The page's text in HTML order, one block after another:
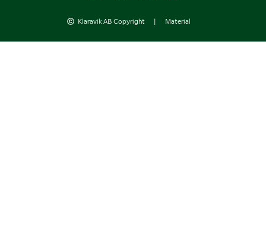
Klaravik AB Copyright | Material